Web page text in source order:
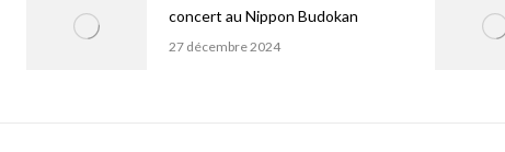
concert au Nippon Budokan
27 décembre 2024